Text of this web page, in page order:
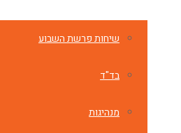
שיחות פרשת השבוע
בד"ד
מנהיגות